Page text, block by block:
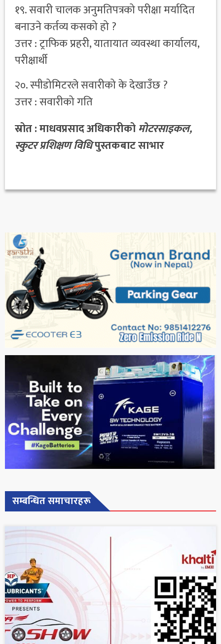
१९. सवारी चालक अनुमतिपत्रको परीक्षा मर्यादित
बनाउने कर्तव्य कसको हो ?
उत्तर : ट्राफिक प्रहरी, यातायात व्यवस्था कार्यालय,
परीक्षार्थी
२०. स्पीडोमिटरले सवारीको के देखाउँछ ?
उत्तर : सवारीको गति
स्रोत : माधवप्रसाद अधिकारीकोमोटरसाइकल,
स्कुटर प्रशिक्षण विधिपुस्तकबाट साभार
सम्बन्धित समाचारहरू